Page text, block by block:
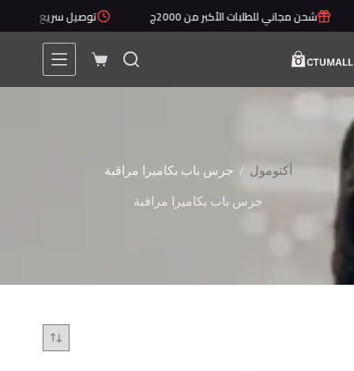
التجاوزشحن مجاني للطلبات الأكبر من 2000ج توصيل سريع خلال 1 - 5 أيام
عربة
أكتومول / جرس باب بكاميرا مراقبة
جرس باب بكاميرا مراقبة